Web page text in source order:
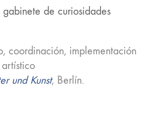
de curiosidades
coordinación, implementación
und Kunst, Berlín.